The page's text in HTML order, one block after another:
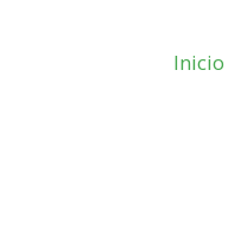
Inicio